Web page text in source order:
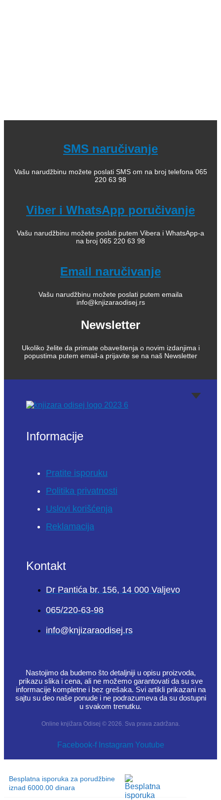
SMS naručivanje
Vašu narudžbinu možete poslati SMS om na broj telefona 065
220 63 98
Viber i WhatsApp poručivanje
Vašu narudžbinu možete poslati putem Vibera i WhatsApp-a
na broj 065 220 63 98
Email naručivanje
Vašu narudžbinu možete poslati putem emaila
info@knjizaraodisej.rs
Newsletter
Ukoliko želite da primate obaveštenja o novim izdanjima i
popustima putem email-a prijavite se na naš Newsletter
Informacije
Pratite isporuku
Politika privatnosti
Uslovi korišćenja
Reklamacija
Kontakt
Dr Pantića br. 156, 14 000 Valjevo
065/220-63-98
info@knjizaraodisej.rs
Nastojimo da budemo što detaljniji u opisu proizvoda,
prikazu slika i cena, ali ne možemo garantovati da su sve
informacije kompletne i bez grešaka. Svi artikli prikazani na
sajtu su deo naše ponude i ne podrazumeva da su dostupni
u svakom trenutku.
Online knjižara Odisej © 2026. Sva prava zadržana.
Facebook-f Instagram Youtube
Besplatna isporuka za porudžbine
iznad 6000.00 dinara